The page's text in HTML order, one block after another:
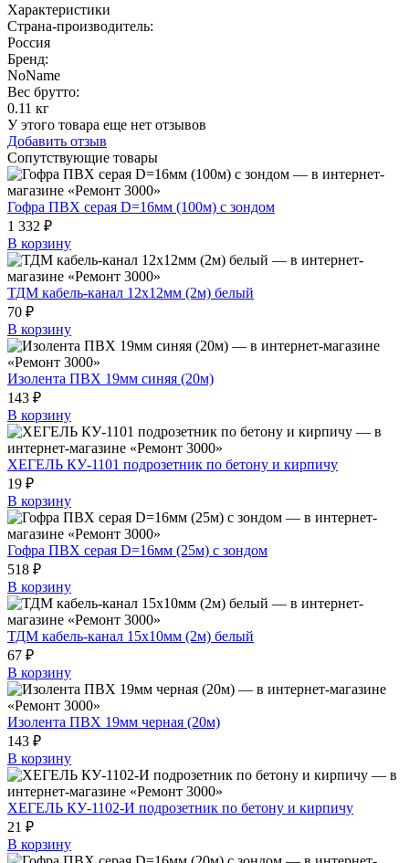
Характеристики
Страна-производитель:
Россия
Бренд:
NoName
Вес брутто:
0.11 кг
У этого товара еще нет отзывов
Добавить отзыв
Сопутствующие товары
Гофра ПВХ серая D=16мм (100м) с зондом
1 332 ₽
В корзину
ТДМ кабель-канал 12х12мм (2м) белый
70 ₽
В корзину
Изолента ПВХ 19мм синяя (20м)
143 ₽
В корзину
ХЕГЕЛЬ КУ-1101 подрозетник по бетону и кирпичу
19 ₽
В корзину
Гофра ПВХ серая D=16мм (25м) с зондом
518 ₽
В корзину
ТДМ кабель-канал 15х10мм (2м) белый
67 ₽
В корзину
Изолента ПВХ 19мм черная (20м)
143 ₽
В корзину
ХЕГЕЛЬ КУ-1102-И подрозетник по бетону и кирпичу
21 ₽
В корзину